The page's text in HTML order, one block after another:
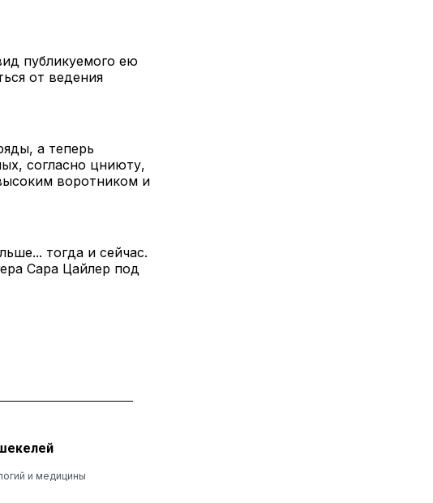
публикуемого ею
от ведения
а теперь
согласно цниюту,
воротником и
тогда и сейчас.
Сара Цайлер под
и медицины